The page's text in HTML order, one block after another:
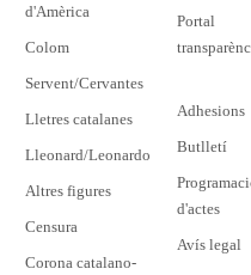
d'Amèrica
Colom
Servent/Cervantes
Lletres catalanes
Lleonard/Leonardo
Altres figures
Censura
Corona catalano-
Portal
Adhesions
Butlletí
d'actes
Avís legal